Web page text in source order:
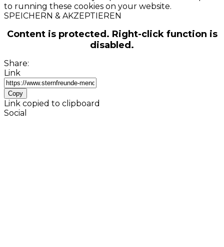
to running these cookies on your website.
SPEICHERN & AKZEPTIEREN
Content is protected. Right-click function is
disabled.
Share:
Link
Copy
Link copied to clipboard
Social